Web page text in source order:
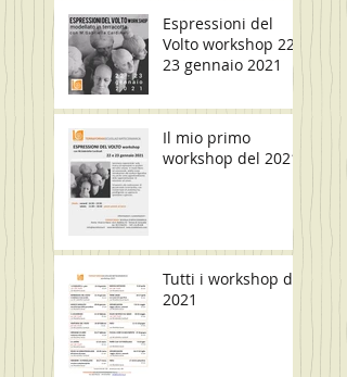
Espressioni del
Volto workshop 22-
23 gennaio 2021
Il mio primo
workshop del 2021
Tutti i workshop del
2021